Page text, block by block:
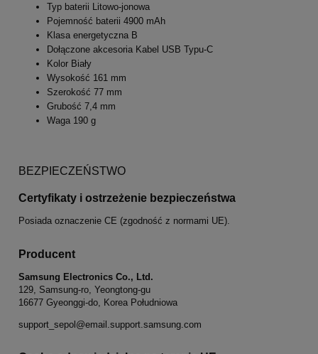
Typ baterii Litowo-jonowa
Pojemność baterii 4900 mAh
Klasa energetyczna B
Dołączone akcesoria Kabel USB Typu-C
Kolor Biały
Wysokość 161 mm
Szerokość 77 mm
Grubość 7,4 mm
Waga 190 g
BEZPIECZEŃSTWO
Certyfikaty i ostrzeżenie bezpieczeństwa
Posiada oznaczenie CE (zgodność z normami UE).
Producent
Samsung Electronics Co., Ltd.
129, Samsung-ro, Yeongtong-gu
16677 Gyeonggi-do, Korea Południowa
support_sepol@email.support.samsung.com